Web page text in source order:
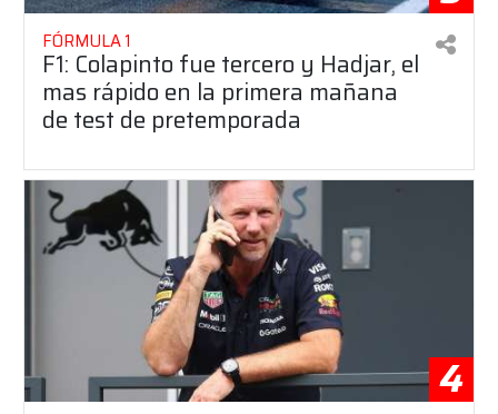
FÓRMULA 1
F1: Colapinto fue tercero y Hadjar, el
mas rápido en la primera mañana
de test de pretemporada
4